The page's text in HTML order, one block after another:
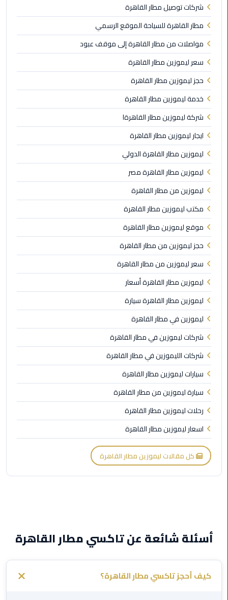
ليموزين
الإسماعيلية
ليموزين
المنوفية
ليموزين
البحيرة
ليموزين
بلطيم
ليموزين
بورسعيد
ليموزين
الشرقية
ليموزين
بنها
ليموزين
العبور
ليموزين
6
اكتوبر
الخط
الساخن
ليموزين
العاصمة
ليموزين
الخط
الساخن
تاكسى
ليموزين
سيارات
في
شركات توصيل مطار القاهرة
مطار القاهرة للسياحة الموقع الرسمي
مواصلات من مطار القاهرة إلى موقف عبود
سعر ليموزين مطار القاهرة
حجز ليموزين مطار القاهرة
خدمة ليموزين مطار القاهرة
شركة ليموزين مطار القاهرةا
ايجار ليموزين مطار القاهرة
ليموزين مطار القاهرة الدولي
ليموزين مطار القاهرة مصر
ليموزين من مطار القاهرة
مكتب ليموزين مطار القاهرة
موقع ليموزين مطار القاهرة
حجز ليموزين من مطار القاهرة
سعر ليموزين من مطار القاهرة
ليموزين مطار القاهرة أسعار
ليموزين مطار القاهرة سيارة
ليموزين في مطار القاهرة
شركات ليموزين في مطار القاهرة
شركات الليموزين في مطار القاهرة
سيارات ليموزين مطار القاهرة
سيارة ليموزين من مطار القاهرة
رحلات ليموزين مطار القاهرة
اسعار ليموزين مطار القاهرة
كل مقالات ليموزين مطار القاهرة
أسئلة شائعة عن تاكسي مطار القاهرة
كيف أحجز تاكسي مطار القاهرة؟